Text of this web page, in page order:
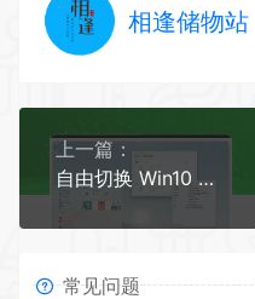
相逢储物站
上一篇：
自由切换 Win10 和 Win11 任务栏ExplorerPatcher
常见问题